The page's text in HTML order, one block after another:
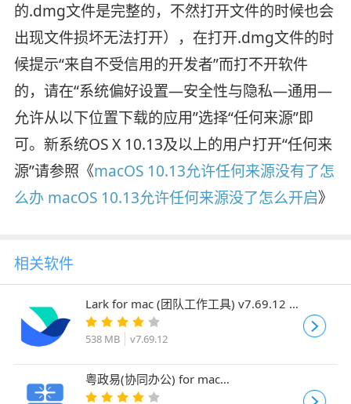
的.dmg文件是完整的，不然打开文件的时候也会
出现文件损坏无法打开），在打开.dmg文件的时
候提示“来自不受信用的开发者”而打不开软件
的，请在“系统偏好设置—安全性与隐私—通用—
允许从以下位置下载的应用”选择“任何来源”即
可。新系统OS X 10.13及以上的用户打开“任何来
源”请参照《macOS 10.13允许任何来源没有了怎
么办 macOS 10.13允许任何来源没了怎么开启》
相关软件
Lark for mac (团队工作工具) v7.69.12 苹
果电脑Intel版
538 MB v7.69.12
粤政易(协同办公) for mac
v3.0.101000.131 苹果电脑端